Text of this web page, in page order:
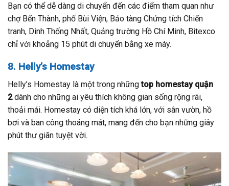
Bạn có thể dễ dàng di chuyển đến các điểm tham quan như
chợ Bến Thành, phố Bùi Viện, Bảo tàng Chứng tích Chiến
tranh, Dinh Thống Nhất, Quảng trường Hồ Chí Minh, Bitexco
chỉ với khoảng 15 phút di chuyển bằng xe máy.
8. Helly’s Homestay
Helly’s Homestay là một trong nhữngtop homestay quận
2dành cho những ai yêu thích không gian sống rộng rãi,
thoải mái. Homestay có diện tích khá lớn, với sân vườn, hồ
bơi và ban công thoáng mát, mang đến cho bạn những giây
phút thư giãn tuyệt vời.